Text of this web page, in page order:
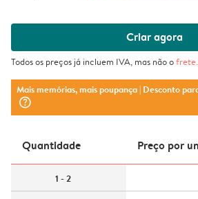
Criar agora
Todos os preços já incluem IVA, mas não ofrete.
Mais memórias, mais poupança| Desconto
question_mark_circle
Quantidade Preço por
1 - 2